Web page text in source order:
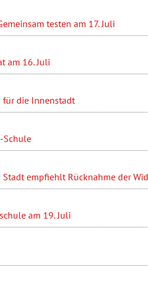
testen am 17. Juli
am 16. Juli
für die Innenstadt
Schule
empfiehlt Rücknahme der
am 19. Juli